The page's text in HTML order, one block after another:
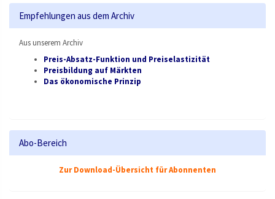
Empfehlungen aus dem Archiv
Aus unserem Archiv
Preis-Absatz-Funktion und Preiselastizität
Preisbildung auf Märkten
Das ökonomische Prinzip
Abo-Bereich
Zur Download-Übersicht für Abonnenten